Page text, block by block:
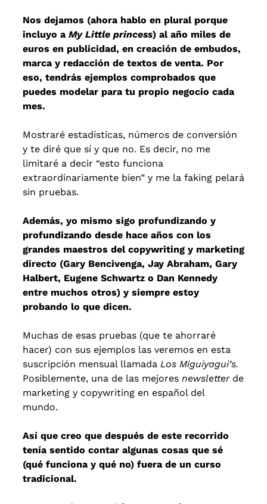
Nos dejamos (ahora hablo en plural porque
incluyo a My Little princess) al año miles de
euros en publicidad, en creación de embudos,
marca y redacción de textos de venta. Por
eso, tendrás ejemplos comprobados que
puedes modelar para tu propio negocio cada
mes.
Mostraré estadísticas, números de conversión
y te diré que sí y que no. Es decir, no me
limitaré a decir “esto funciona
extraordinariamente bien” y me la faking pelará
sin pruebas.
Además, yo mismo sigo profundizando y
profundizando desde hace años con los
grandes maestros del copywriting y marketing
directo (Gary Bencivenga, Jay Abraham, Gary
Halbert, Eugene Schwartz o Dan Kennedy
entre muchos otros) y siempre estoy
probando lo que dicen.
Muchas de esas pruebas (que te ahorraré
hacer) con sus ejemplos las veremos en esta
suscripción mensual llamada Los Miguiyagui’s.
Posiblemente, una de las mejores newsletterde
marketing y copywriting en español del
mundo.
Así que creo que después de este recorrido
tenía sentido contar algunas cosas que sé
(qué funciona y qué no) fuera de un curso
tradicional.